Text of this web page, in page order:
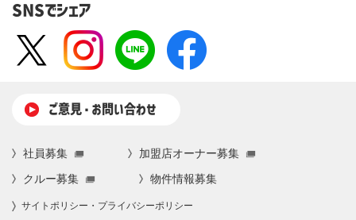
SNSでシェア
ご意⾒・お問い合わせ
社員募集
加盟店オーナー募集
クルー募集
物件情報募集
サイトポリシー・プライバシーポリシー